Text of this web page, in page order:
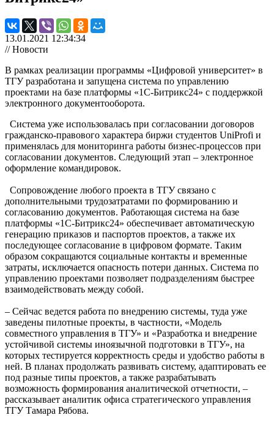
13.01.2021 12:34:34
// Новости
В рамках реализации программы «Цифровой университет» в
ТГУ разработана и запущена система по управлению
проектами на базе платформы «1С-Битрикс24» с поддержкой
электронного документооборота.
Система уже использовалась при согласовании договоров
гражданско-правового характера биржи студентов UniProfi и
применялась для мониторинга работы бизнес-процессов при
согласовании документов. Следующий этап – электронное
оформление командировок.
Сопровождение любого проекта в ТГУ связано с
дополнительными трудозатратами по формированию и
согласованию документов. Работающая система на базе
платформы «1С-Битрикс24» обеспечивает автоматическую
генерацию приказов и паспортов проектов, а также их
последующее согласование в цифровом формате. Таким
образом сокращаются социальные контакты и временные
затраты, исключается опасность потери данных. Система по
управлению проектами позволяет подразделениям быстрее
взаимодействовать между собой.
– Сейчас ведется работа по внедрению системы, туда уже
заведены пилотные проекты, в частности, «Модель
совместного управления в ТГУ» и «Разработка и внедрение
устойчивой системы иноязычной подготовки в ТГУ», на
которых тестируется корректность среды и удобство работы в
ней. В планах продолжать развивать систему, адаптировать ее
под разные типы проектов, а также разрабатывать
возможность формирования аналитической отчетности, –
рассказывает аналитик офиса стратегического управления
ТГУ Тамара Рябова.